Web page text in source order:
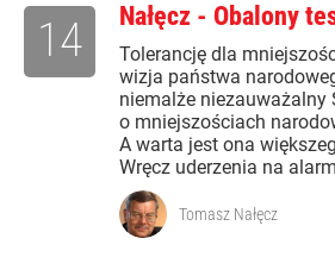
Nałęcz - Obalony
Tolerancję dla
wizja państwa
niemalże niezauważalny
o mniejszościach
A warta jest ona
Wręcz uderzenia na
14
Tomasz Nałęcz